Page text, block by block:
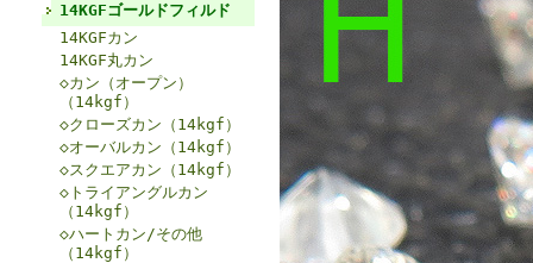
14KGFゴールドフィルド
14KGFカン
14KGF丸カン
◇カン（オープン）
（14kgf）
◇クローズカン（14kgf）
◇オーバルカン（14kgf）
◇スクエアカン（14kgf）
◇トライアングルカン
（14kgf）
◇ハートカン/その他
（14kgf）